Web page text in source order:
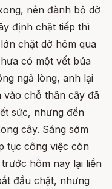
nên đành bỏ dở
định chặt tiếp thì
chặt dở hôm qua
có một vết búa
ngả lòng, anh lại
vào chỗ thân cây đã
sức, nhưng đến
cây. Sáng sớm
tục công việc còn
hôm nay lại liền
đầu chặt, nhưng